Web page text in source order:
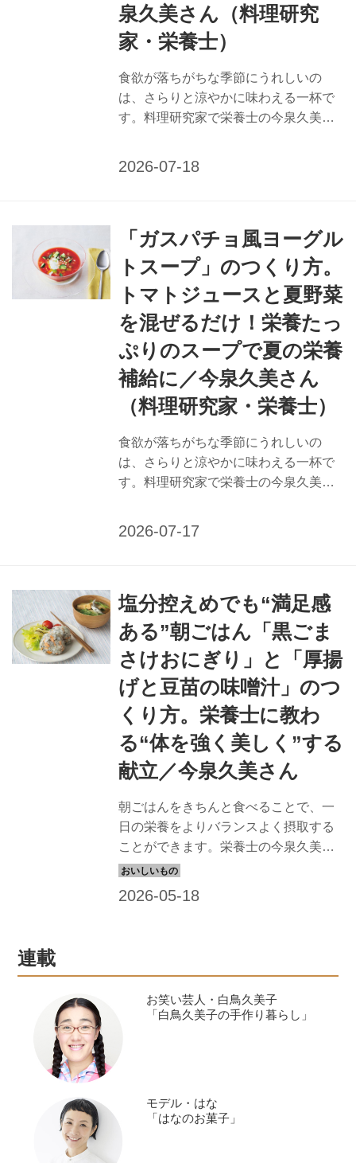
塩分を補給するために、きゅうり、す
いか、メロンなどのカリウムが多...
泉久美さん（料理研究
家・栄養士）
食欲が落ちがちな季節にうれしいの
は、さらりと涼やかに味わえる一杯で
す。料理研究家で栄養士の今泉久美さ
年8月号掲載） 熱中症予防に 「レモン
パイナップル水」のつくり方 体に吸収
しやすいように糖分と塩分を少量加え
て。パイナップルの酵素で、暑さで弱
る胃の働きも助けます。 夏バテ予防に
働きかける栄養補給のポイント 【熱中
症】 水分、ミネラル分、塩分を補給す
るために、きゅうり、すいか、メロン
などのカリウムが多いウリ類に少量の...
「ガスパチョ風ヨーグル
トスープ」のつくり方。
トマトジュースと夏野菜
を混ぜるだけ！栄養たっ
ぷりのスープで夏の栄養
補給に／今泉久美さん
（料理研究家・栄養士）
食欲が落ちがちな季節にうれしいの
は、さらりと涼やかに味わえる一杯で
す。料理研究家で栄養士の今泉久美さ
活』2025年8月号掲載） 熱中症予防に
「ガスパチョ風ヨーグルトスープ」の
つくり方 抗酸化作用の高いトマト、カ
リウム豊富なきゅうりを合わせて。ハ
ムエッグトーストなどを添えれば、よ
り完璧な朝食に。 夏バテ予防に働きか
ける栄養補給のポイント 【熱中症】 水
分、ミネラル分、塩分を補給するため
に、きゅうり、すいか、メロンなどの
カ...
塩分控えめでも“満足感
ある”朝ごはん「黒ごま
さけおにぎり」と「厚揚
げと豆苗の味噌汁」のつ
くり方。栄養士に教わ
る“体を強く美しく”する
献立／今泉久美さん
朝ごはんをきちんと食べることで、一
日の栄養をよりバランスよく摂取する
ことができます。栄養士の今泉久美さ
んに、タンパク質、カルシウム、野菜
連載
お笑い芸人・白鳥久美子
「白鳥久美子の手作り暮らし」
モデル・はな
「はなのお菓子」